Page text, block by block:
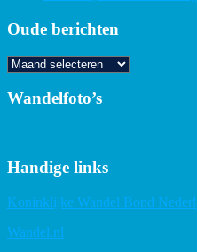
Oude berichten
Oude
Wandelfoto’s
Handige links
Koninklijke Wandel Bond
Wandel.nl